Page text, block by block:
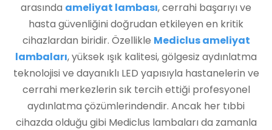
arasında ameliyat lambası, cerrahi başarıyı ve
hasta güvenliğini doğrudan etkileyen en kritik
cihazlardan biridir. Özellikle Mediclus ameliyat
lambaları, yüksek ışık kalitesi, gölgesiz aydınlatma
teknolojisi ve dayanıklı LED yapısıyla hastanelerin ve
cerrahi merkezlerin sık tercih ettiği profesyonel
aydınlatma çözümlerindendir. Ancak her tıbbi
cihazda olduğu gibi Mediclus lambaları da zamanla